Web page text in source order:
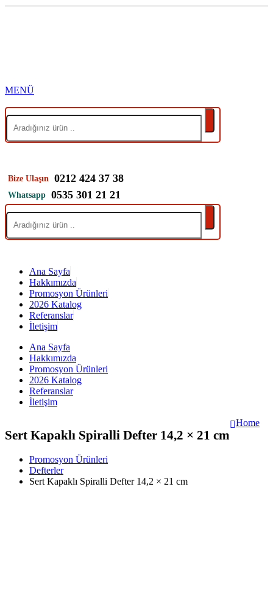
Bize Ulaşın 0212 424 37 38
Whatsapp 0535 301 21 21
Ana Sayfa
Hakkımızda
Promosyon Ürünleri
2026 Katalog
Referanslar
İletişim
Ana Sayfa
Hakkımızda
Promosyon Ürünleri
2026 Katalog
Referanslar
İletişim
Sert Kapaklı Spiralli Defter 14,2 × 21 cm
Home
Promosyon Ürünleri
Defterler
Sert Kapaklı Spiralli Defter 14,2 × 21 cm